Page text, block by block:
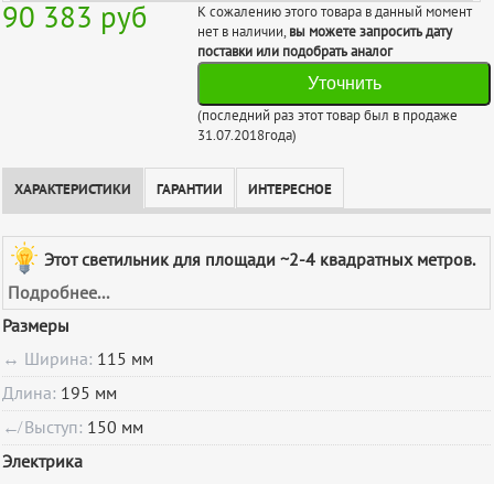
90 383 руб
К сожалению этого товара в данный момент
нет в наличии,вы можете запросить дату
поставки или подобрать аналог
Уточнить
(последний раз этот товар был в продаже
31.07.2018года)
ХАРАКТЕРИСТИКИ ГАРАНТИИ ИНТЕРЕСНОЕ
Этот светильник для площади ~2-4 квадратных метров.
Подробнее...
Размеры
↔ Ширина: 115 мм
Длина: 195 мм
↚ Выступ: 150 мм
Электрика